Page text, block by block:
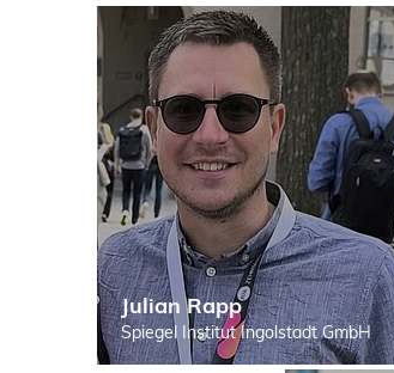
Julian Rapp
Spiegel Institut Ingolstadt GmbH